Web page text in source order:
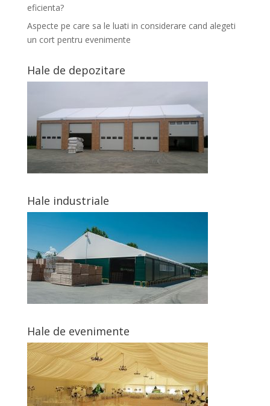
eficienta?
Aspecte pe care sa le luati in considerare cand alegeti
un cort pentru evenimente
Hale de depozitare
Hale industriale
Hale de evenimente